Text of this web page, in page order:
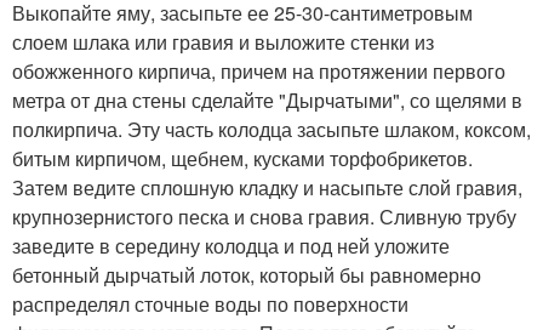
Выкопайте яму, засыпьте ее 25-30-сантиметровым
слоем шлака или гравия и выложите стенки из
обожженного кирпича, причем на протяжении первого
метра от дна стены сделайте "Дырчатыми", со щелями в
полкирпича. Эту часть колодца засыпьте шлаком, коксом,
битым кирпичом, щебнем, кусками торфобрикетов.
Затем ведите сплошную кладку и насыпьте слой гравия,
крупнозернистого песка и снова гравия. Сливную трубу
заведите в середину колодца и под ней уложите
бетонный дырчатый лоток, который бы равномерно
распределял сточные воды по поверхности